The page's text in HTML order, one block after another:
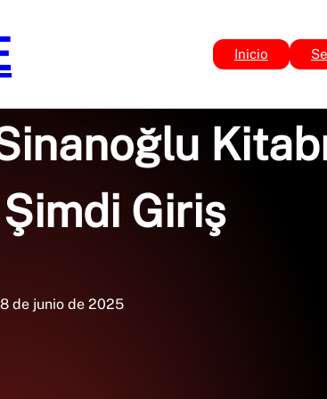
Inicio
Giriş
de junio de 2025